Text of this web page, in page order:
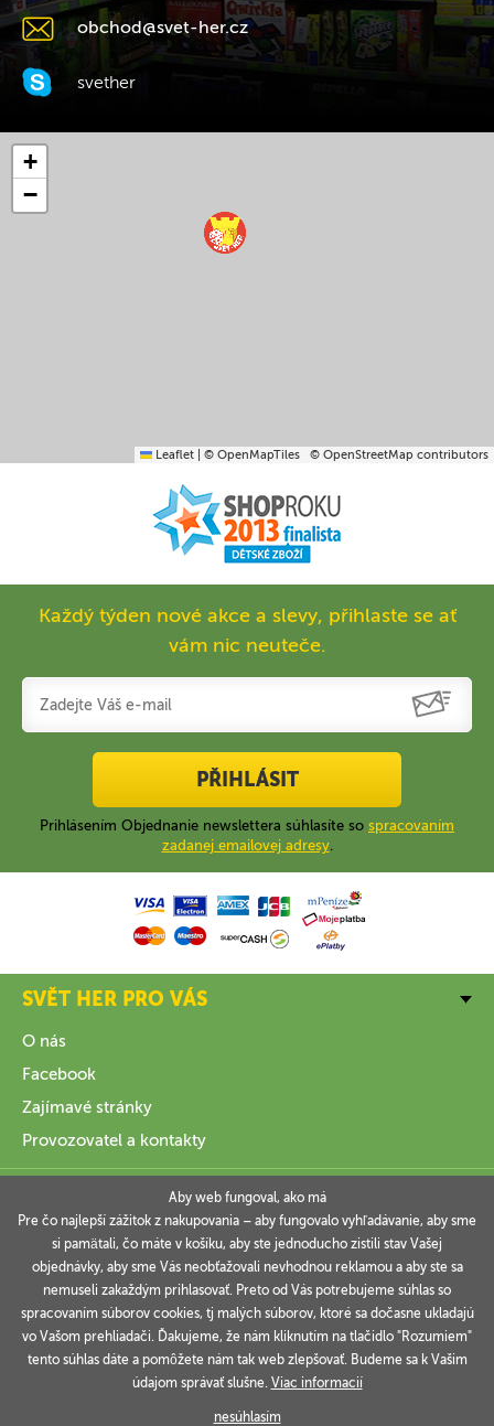
obchod@svet-her.cz
svether
+
−
Leaflet © OpenMapTiles © OpenStreetMap contributors
Každý týden nové akce a slevy, přihlaste se ať
vám nic neuteče.
PŘIHLÁSIT
Prihlásením Objednanie newslettera súhlasíte so spracovaním
zadanej emailovej adresy.
SVĚT HER PRO VÁS
O nás
Facebook
Zajímavé stránky
Provozovatel a kontakty
INFORMACE
VAŠE OBJEDNÁVKY
Technicky zajišťujeSimplia.cz.
Aby web fungoval, ako má
Pre čo najlepší zážitok z nakupovania – aby fungovalo vyhľadávanie, aby sme
si pamätali, čo máte v košíku, aby ste jednoducho zistili stav Vašej
objednávky, aby sme Vás neobťažovali nevhodnou reklamou a aby ste sa
nemuseli zakaždým prihlasovať. Preto od Vás potrebujeme súhlas so
spracovaním súborov cookies, tj malých súborov, ktoré sa dočasne ukladajú
vo Vašom prehliadači. Ďakujeme, že nám kliknutím na tlačidlo "Rozumiem"
tento súhlas dáte a pomôžete nám tak web zlepšovať. Budeme sa k Vašim
údajom správať slušne. Viac informacií
nesúhlasím